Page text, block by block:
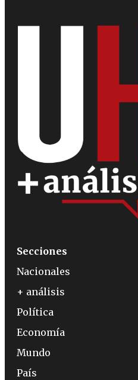
Secciones
Nacionales
+ análisis
Política
Economía
Mundo
País